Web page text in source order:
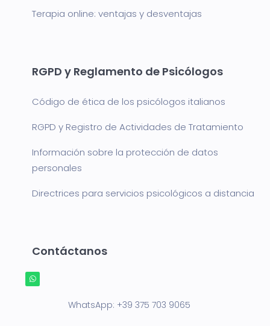
Terapia online: ventajas y desventajas
RGPD y Reglamento de Psicólogos
Código de ética de los psicólogos italianos
RGPD y Registro de Actividades de Tratamiento
Información sobre la protección de datos
personales
Directrices para servicios psicológicos a distancia
Contáctanos
WhatsApp: +39 375 703 9065